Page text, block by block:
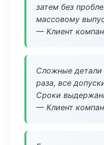
затем без
массовому
— Клиент
Сложные детали
раза, все
Сроки
— Клиент